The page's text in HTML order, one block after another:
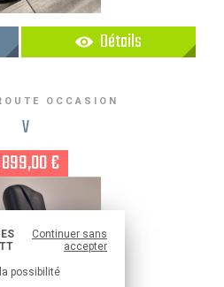
Continuer sans
accepter
possibilité
Détails
OCCASION
V
€